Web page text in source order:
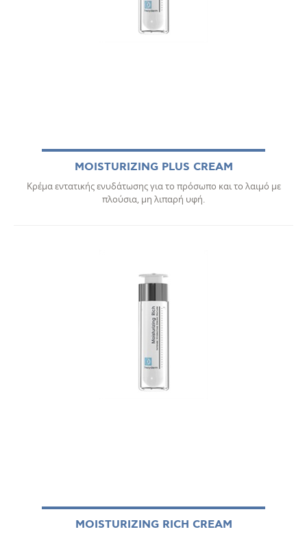
MOISTURIZING PLUS CREAM
Κρέμα εντατικής ενυδάτωσης για το πρόσωπο και το λαιμό με
πλούσια, μη λιπαρή υφή.
MOISTURIZING RICH CREAM